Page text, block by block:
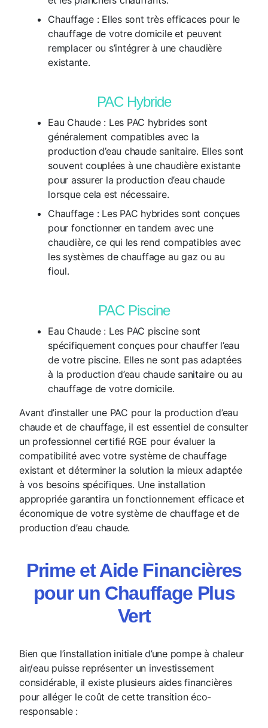
Chauffage :Elles sont très efficaces pour le
chauffage de votre domicile et peuvent
remplacer ou s’intégrer à une chaudière
existante.
PAC Hybride
Eau Chaude : Les PAC hybrides sont
généralement compatibles avec la
production d’eau chaude sanitaire. Elles sont
souvent couplées à une chaudière existante
pour assurer la production d’eau chaude
lorsque cela est nécessaire.
Chauffage :Les PAC hybrides sont conçues
pour fonctionner en tandem avec une
chaudière, ce qui les rend compatibles avec
les systèmes de chauffage au gaz ou au
fioul.
PAC Piscine
Eau Chaude : Les PAC piscine sont
spécifiquement conçues pour chauffer l’eau
de votre piscine. Elles ne sont pas adaptées
à la production d’eau chaude sanitaire ou au
chauffage de votre domicile.
Avant d’installer une PAC pour la production d’eau
chaude et de chauffage, il est essentiel de consulter
un professionnel certifié RGE pour évaluer la
compatibilité avec votre système de chauffage
existant et déterminer la solution la mieux adaptée
à vos besoins spécifiques. Une installation
appropriée garantira un fonctionnement efficace et
économique de votre système de chauffage et de
production d’eau chaude.
Prime et Aide Financières
pour un Chauffage Plus
Vert
Bien que l’installation initiale d’une pompe à chaleur
air/eau puisse représenter un investissement
considérable, il existe plusieurs aides financières
pour alléger le coût de cette transition éco-
responsable :